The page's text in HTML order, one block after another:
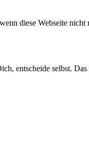
diese Webseite
entscheide selbst.